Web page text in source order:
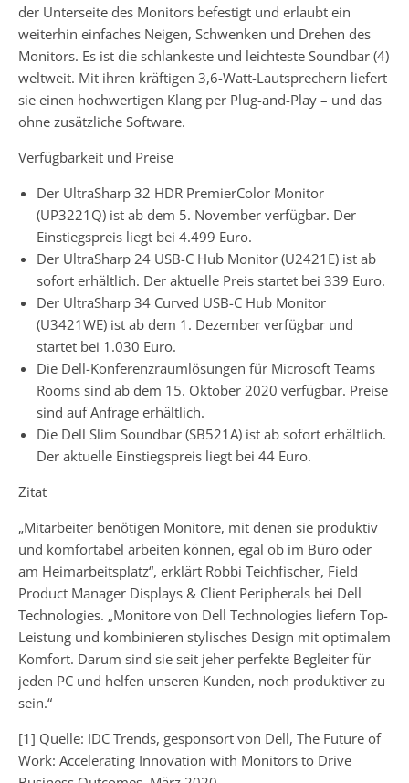
der Unterseite des Monitors befestigt und erlaubt ein
weiterhin einfaches Neigen, Schwenken und Drehen des
Monitors. Es ist die schlankeste und leichteste Soundbar (4)
weltweit. Mit ihren kräftigen 3,6-Watt-Lautsprechern liefert
sie einen hochwertigen Klang per Plug-and-Play – und das
ohne zusätzliche Software.
Verfügbarkeit und Preise
Der UltraSharp 32 HDR PremierColor Monitor
(UP3221Q) ist ab dem 5. November verfügbar. Der
Einstiegspreis liegt bei 4.499 Euro.
Der UltraSharp 24 USB-C Hub Monitor (U2421E) ist ab
sofort erhältlich. Der aktuelle Preis startet bei 339 Euro.
Der UltraSharp 34 Curved USB-C Hub Monitor
(U3421WE) ist ab dem 1. Dezember verfügbar und
startet bei 1.030 Euro.
Die Dell-Konferenzraumlösungen für Microsoft Teams
Rooms sind ab dem 15. Oktober 2020 verfügbar. Preise
sind auf Anfrage erhältlich.
Die Dell Slim Soundbar (SB521A) ist ab sofort erhältlich.
Der aktuelle Einstiegspreis liegt bei 44 Euro.
Zitat
„Mitarbeiter benötigen Monitore, mit denen sie produktiv
und komfortabel arbeiten können, egal ob im Büro oder
am Heimarbeitsplatz“, erklärt Robbi Teichfischer, Field
Product Manager Displays & Client Peripherals bei Dell
Technologies. „Monitore von Dell Technologies liefern Top-
Leistung und kombinieren stylisches Design mit optimalem
Komfort. Darum sind sie seit jeher perfekte Begleiter für
jeden PC und helfen unseren Kunden, noch produktiver zu
sein.“
[1] Quelle: IDC Trends, gesponsort von Dell, The Future of
Work: Accelerating Innovation with Monitors to Drive